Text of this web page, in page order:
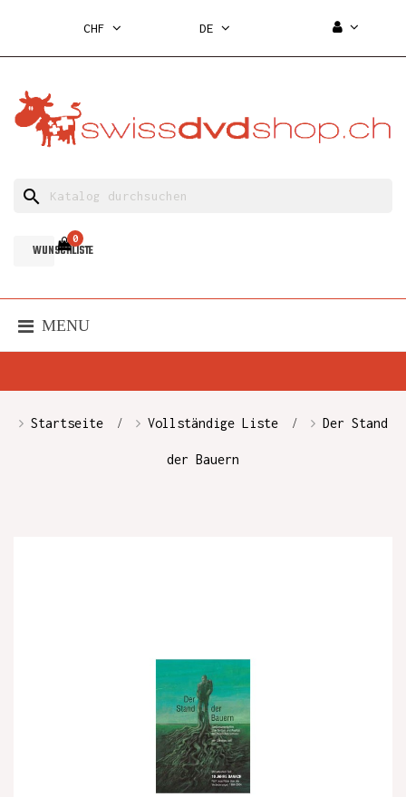
CHF DE
search
WUNSCHLISTE
0
MENU
Startseite Vollständige Liste Der Stand
der Bauern